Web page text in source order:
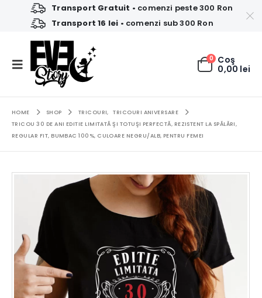
Transport Gratuit • comenzi peste 300 Ron
Transport 16 lei • comenzi sub 300 Ron
0 Coş
0,00 lei
HOME SHOP TRICOURI,
TRICOURI ANIVERSARE
TRICOU 30 DE ANI EDITIE LIMITATĂ ŞI TOTUŞI PERFECTĂ, REZISTENT LA SPĂLĂRI,
REGULAR FIT, BUMBAC 100%, CULOARE NEGRU/ALB, PENTRU FEMEI